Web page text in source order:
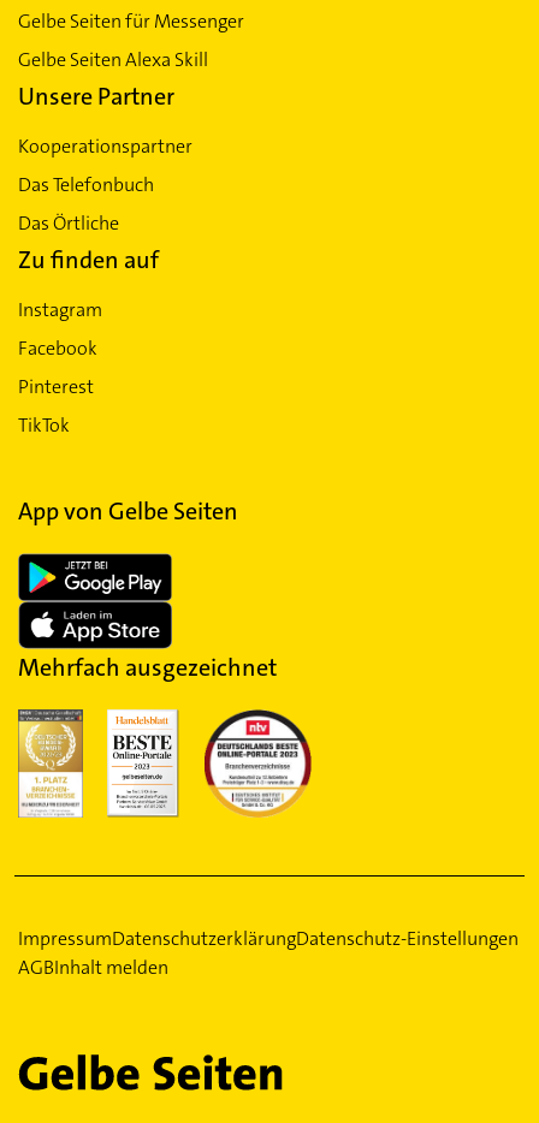
Gelbe Seiten für Messenger
Gelbe Seiten Alexa Skill
Unsere Partner
Kooperationspartner
Das Telefonbuch
Das Örtliche
Zu finden auf
Instagram
Facebook
Pinterest
TikTok
App von Gelbe Seiten
Mehrfach ausgezeichnet
ImpressumDatenschutzerklärungDatenschutz-Einstellungen
AGBInhalt melden